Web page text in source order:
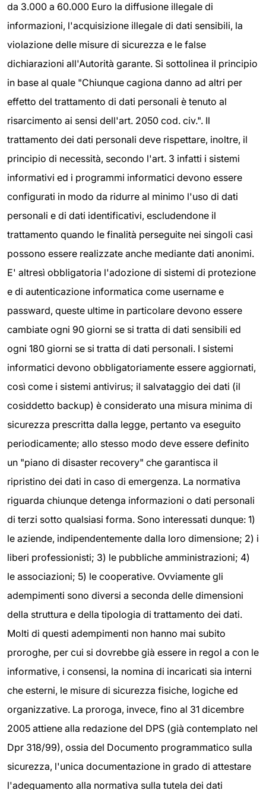
da 3.000 a 60.000 Euro la diffusione illegale di
informazioni, l'acquisizione illegale di dati sensibili, la
violazione delle misure di sicurezza e le false
dichiarazioni all'Autorità garante. Si sottolinea il principio
in base al quale "Chiunque cagiona danno ad altri per
effetto del trattamento di dati personali è tenuto al
risarcimento ai sensi dell'art. 2050 cod. civ.". Il
trattamento dei dati personali deve rispettare, inoltre, il
principio di necessità, secondo l'art. 3 infatti i sistemi
informativi ed i programmi informatici devono essere
configurati in modo da ridurre al minimo l'uso di dati
personali e di dati identificativi, escludendone il
trattamento quando le finalità perseguite nei singoli casi
possono essere realizzate anche mediante dati anonimi.
E' altresì obbligatoria l'adozione di sistemi di protezione
e di autenticazione informatica come username e
passward, queste ultime in particolare devono essere
cambiate ogni 90 giorni se si tratta di dati sensibili ed
ogni 180 giorni se si tratta di dati personali. I sistemi
informatici devono obbligatoriamente essere aggiornati,
così come i sistemi antivirus; il salvataggio dei dati (il
cosiddetto backup) è considerato una misura minima di
sicurezza prescritta dalla legge, pertanto va eseguito
periodicamente; allo stesso modo deve essere definito
un "piano di disaster recovery" che garantisca il
ripristino dei dati in caso di emergenza. La normativa
riguarda chiunque detenga informazioni o dati personali
di terzi sotto qualsiasi forma. Sono interessati dunque: 1)
le aziende, indipendentemente dalla loro dimensione; 2) i
liberi professionisti; 3) le pubbliche amministrazioni; 4)
le associazioni; 5) le cooperative. Ovviamente gli
adempimenti sono diversi a seconda delle dimensioni
della struttura e della tipologia di trattamento dei dati.
Molti di questi adempimenti non hanno mai subito
proroghe, per cui si dovrebbe già essere in regol a con le
informative, i consensi, la nomina di incaricati sia interni
che esterni, le misure di sicurezza fisiche, logiche ed
organizzative. La proroga, invece, fino al 31 dicembre
2005 attiene alla redazione del DPS (già contemplato nel
Dpr 318/99), ossia del Documento programmatico sulla
sicurezza, l'unica documentazione in grado di attestare
l'adeguamento alla normativa sulla tutela dei dati